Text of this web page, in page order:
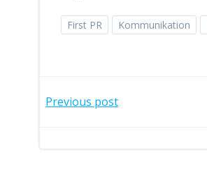
First PR Kommunikation
Post
Previous post